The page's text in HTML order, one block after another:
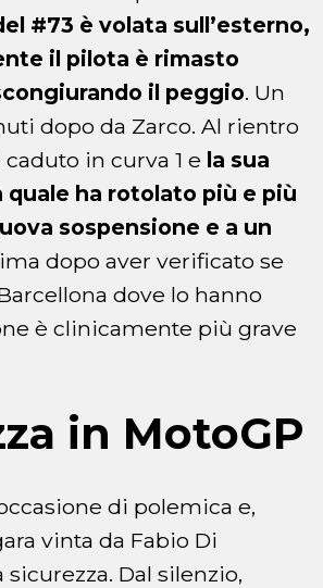
#73 è volata sull’esterno,
il pilota è rimasto
il peggio. Un
dopo da Zarco. Al rientro
in curva 1 e la sua
ha rotolato più e più
sospensione e a un
dopo aver verificato se
dove lo hanno
è clinicamente più grave
in MotoGP
di polemica e,
vinta da Fabio Di
Dal silenzio,